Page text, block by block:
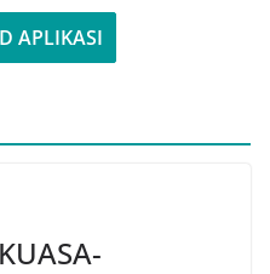
APLIKASI